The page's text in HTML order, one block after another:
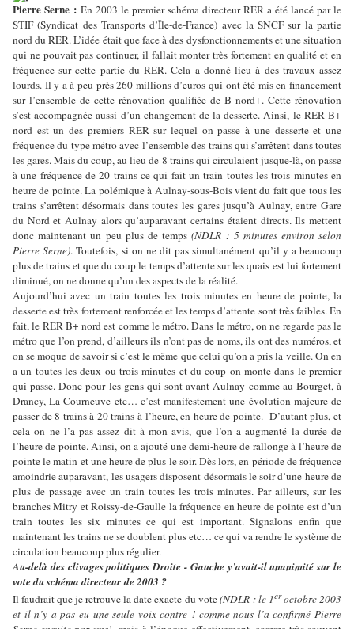
Pierre Serne : En 2003 le premier schéma directeur RER a été lancé par le
STIF (Syndicat des Transports d’Île-de-France) avec la SNCF sur la partie
nord du RER. L’idée était que face à des dysfonctionnements et une situation
qui ne pouvait pas continuer, il fallait monter très fortement en qualité et en
fréquence sur cette partie du RER. Cela a donné lieu à des travaux assez
lourds. Il y a à peu près 260 millions d’euros qui ont été mis en financement
sur l’ensemble de cette rénovation qualifiée de B nord+. Cette rénovation
s’est accompagnée aussi d’un changement de la desserte. Ainsi, le RER B+
nord est un des premiers RER sur lequel on passe à une desserte et une
fréquence du type métro avec l’ensemble des trains qui s’arrêtent dans toutes
les gares. Mais du coup, au lieu de 8 trains qui circulaient jusque-là, on passe
à une fréquence de 20 trains ce qui fait un train toutes les trois minutes en
heure de pointe. La polémique à Aulnay-sous-Bois vient du fait que tous les
trains s’arrêtent désormais dans toutes les gares jusqu’à Aulnay, entre Gare
du Nord et Aulnay alors qu’auparavant certains étaient directs. Ils mettent
donc maintenant un peu plus de temps(NDLR : 5 minutes environ selon
Pierre Serne). Toutefois, si on ne dit pas simultanément qu’il y a beaucoup
plus de trains et que du coup le temps d’attente sur les quais est lui fortement
diminué, on ne donne qu’un des aspects de la réalité.
Aujourd’hui avec un train toutes les trois minutes en heure de pointe, la
desserte est très fortement renforcée et les temps d’attente sont très faibles. En
fait, le RER B+ nord est comme le métro. Dans le métro, on ne regarde pas le
métro que l’on prend, d’ailleurs ils n’ont pas de noms, ils ont des numéros, et
on se moque de savoir si c’est le même que celui qu’on a pris la veille. On en
a un toutes les deux ou trois minutes et du coup on monte dans le premier
qui passe. Donc pour les gens qui sont avant Aulnay comme au Bourget, à
Drancy, La Courneuve etc… c’est manifestement une évolution majeure de
passer de 8 trains à 20 trains à l’heure, en heure de pointe. D’autant plus, et
cela on ne l’a pas assez dit à mon avis, que l’on a augmenté la durée de
l’heure de pointe. Ainsi, on a ajouté une demi-heure de rallonge à l’heure de
pointe le matin et une heure de plus le soir. Dès lors, en période de fréquence
amoindrie auparavant, les usagers disposent désormais le soir d’une heure de
plus de passage avec un train toutes les trois minutes. Par ailleurs, sur les
branches Mitry et Roissy-de-Gaulle la fréquence en heure de pointe est d’un
train toutes les six minutes ce qui est important. Signalons enfin que
maintenant les trains ne se doublent plus etc… ce qui va rendre le système de
circulation beaucoup plus régulier.
Au-delà des clivages politiques Droite - Gauche y’avait-il unanimité sur le
vote du schéma directeur de 2003 ?
Il faudrait que je retrouve la date exacte du vote(NDLR : le 1eroctobre 2003
et il n’y a pas eu une seule voix contre ! comme nous l’a confirmé Pierre